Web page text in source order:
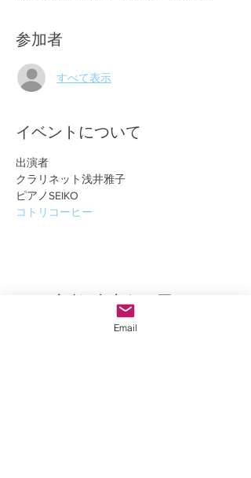
参加者
すべて表示
イベントについて
出演者
クラリネット浅井雅子
ピアノSEIKO
コトリコーヒー
このイベントをシェア
Email